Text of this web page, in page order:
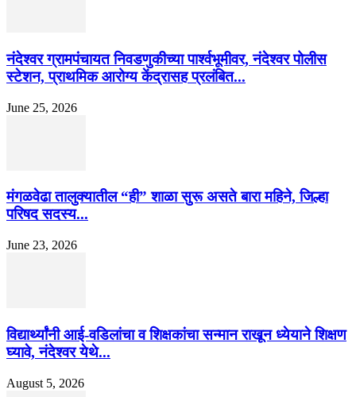
नंदेश्वर ग्रामपंचायत निवडणुकीच्या पार्श्वभूमीवर, नंदेश्वर पोलीस
स्टेशन, प्राथमिक आरोग्य केंद्रासह प्रलंबित...
June 25, 2026
मंगळवेढा तालुक्यातील “ही” शाळा सुरू असते बारा महिने, जिल्हा
परिषद सदस्य...
June 23, 2026
विद्यार्थ्यांनी आई-वडिलांचा व शिक्षकांचा सन्मान राखून ध्येयाने शिक्षण
घ्यावे, नंदेश्वर येथे...
August 5, 2026